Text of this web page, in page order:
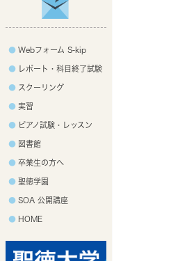
Webフォーム S-kip
レポート・科目終了試験
スクーリング
実習
ピアノ試験・レッスン
図書館
卒業生の方へ
聖徳学園
SOA 公開講座
HOME